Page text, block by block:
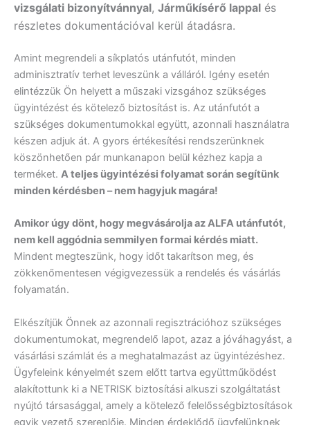
vizsgálati bizonyítvánnyal, Járműkísérő lappal és
részletes dokumentációval kerül átadásra.
Amint megrendeli a síkplatós utánfutót, minden
adminisztratív terhet leveszünk a válláról. Igény esetén
elintézzük Ön helyett a műszaki vizsgához szükséges
ügyintézést és kötelező biztosítást is. Az utánfutót a
szükséges dokumentumokkal együtt, azonnali használatra
készen adjuk át. A gyors értékesítési rendszerünknek
köszönhetően pár munkanapon belül kézhez kapja a
terméket. A teljes ügyintézési folyamat során segítünk
minden kérdésben – nem hagyjuk magára!
Amikor úgy dönt, hogy megvásárolja az ALFA utánfutót,
nem kell aggódnia semmilyen formai kérdés miatt.
Mindent megteszünk, hogy időt takarítson meg, és
zökkenőmentesen végigvezessük a rendelés és vásárlás
folyamatán.
Elkészítjük Önnek az azonnali regisztrációhoz szükséges
dokumentumokat, megrendelő lapot, azaz a jóváhagyást, a
vásárlási számlát és a meghatalmazást az ügyintézéshez.
Ügyfeleink kényelmét szem előtt tartva együttműködést
alakítottunk ki a NETRISK biztosítási alkuszi szolgáltatást
nyújtó társasággal, amely a kötelező felelősségbiztosítások
egyik vezető szereplője. Minden érdeklődő ügyfelünknek